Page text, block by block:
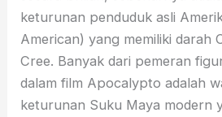
keturunan penduduk asli
American) yang memiliki darah
Cree. Banyak dari pemeran
dalam film Apocalypto adalah
keturunan Suku Maya modern